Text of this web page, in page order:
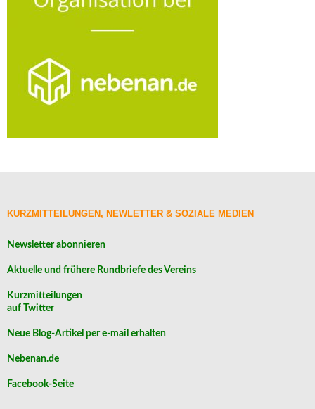
KURZMITTEILUNGEN, NEWLETTER & SOZIALE MEDIEN
Newsletter abonnieren
Aktuelle und frühere Rundbriefe des Vereins
Kurzmitteilungen
auf Twitter
Neue Blog-Artikel per e-mail erhalten
Nebenan.de
Facebook-Seite